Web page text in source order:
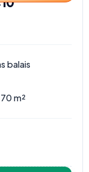
balais
m²